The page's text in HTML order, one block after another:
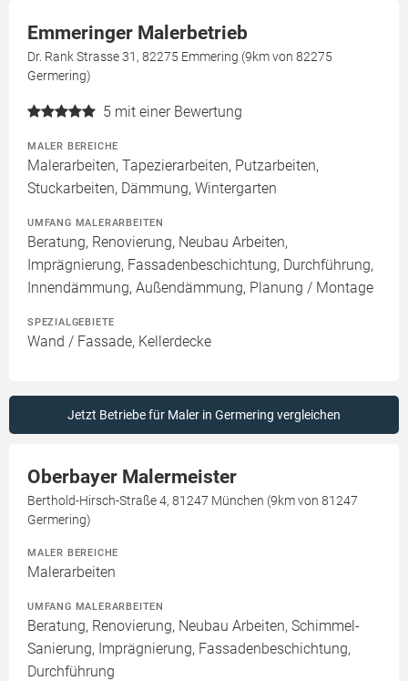
Emmeringer Malerbetrieb
Dr. Rank Strasse 31, 82275 Emmering (9km von 82275
Germering)
5 mit einer Bewertung
MALER BEREICHE
Malerarbeiten, Tapezierarbeiten, Putzarbeiten,
Stuckarbeiten, Dämmung, Wintergarten
UMFANG MALERARBEITEN
Beratung, Renovierung, Neubau Arbeiten,
Imprägnierung, Fassadenbeschichtung, Durchführung,
Innendämmung, Außendämmung, Planung / Montage
SPEZIALGEBIETE
Wand / Fassade, Kellerdecke
Jetzt Betriebe für Maler in Germering vergleichen
Oberbayer Malermeister
Berthold-Hirsch-Straße 4, 81247 München (9km von 81247
Germering)
MALER BEREICHE
Malerarbeiten
UMFANG MALERARBEITEN
Beratung, Renovierung, Neubau Arbeiten, Schimmel-
Sanierung, Imprägnierung, Fassadenbeschichtung,
Durchführung